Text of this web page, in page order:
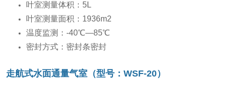
叶室测量体积：5L
叶室测量面积：1936m2
温度监测：-40℃—85℃
密封方式：密封条密封
走航式水面通量气室（型号：WSF-20）